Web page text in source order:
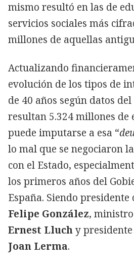
mismo resultó en las de
servicios sociales más
millones de aquellas
Actualizando
evolución de los tipos de
de 40 años según datos
resultan 5.324 millones de
puede imputarse a esa “
lo mal que se negociaron
con el Estado,
los primeros años del
España. Siendo presidente
Felipe González,
Ernest Lluchy
Joan Lerma.